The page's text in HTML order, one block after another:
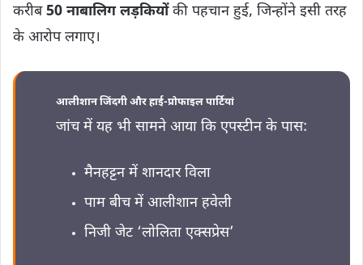
करीब50 नाबालिग लड़कियोंकी पहचान हुई, जिन्होंने इसी तरह
के आरोप लगाए।
आलीशान जिंदगी और हाई-प्रोफाइल पार्टियां
जांच में यह भी सामने आया कि एपस्टीन के पास:
मैनहट्टन में शानदार विला
पाम बीच में आलीशान हवेली
निजी जेट ‘लोलिता एक्सप्रेस’